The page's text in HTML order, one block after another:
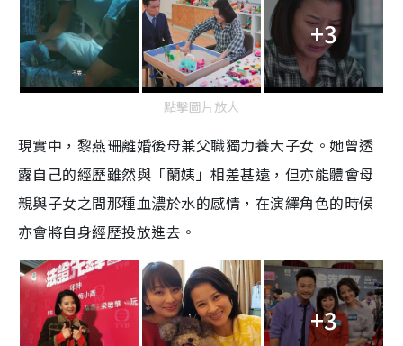
+3
點擊圖片放大
現實中，黎燕珊離婚後母兼父職獨力養大子女。她曾透
露自己的經歷雖然與「蘭姨」相差甚遠，但亦能體會母
親與子女之間那種血濃於水的感情，在演繹角色的時候
亦會將自身經歷投放進去。
+3